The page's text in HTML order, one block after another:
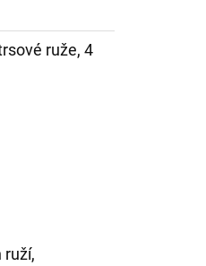
ruže, 4
ruží,